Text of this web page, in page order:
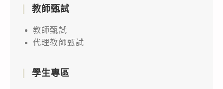
教師甄試
教師甄試
代理教師甄試
學生專區